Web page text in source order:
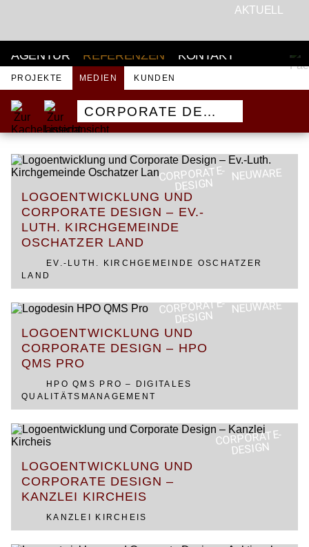
AKTUELL
AGENTUR REFERENZEN KONTAKT
PROJEKTE MEDIEN KUNDEN
CORPORATE DESIGN
CORPORATE-
DESIGN
NEUWARE
LOGOENTWICKLUNG UND
CORPORATE DESIGN – EV.-
LUTH. KIRCHGEMEINDE
OSCHATZER LAND
EV.-LUTH. KIRCHGEMEINDE OSCHATZER
LAND
CORPORATE-
DESIGN
NEUWARE
LOGOENTWICKLUNG UND
CORPORATE DESIGN – HPO
QMS PRO
HPO QMS PRO – DIGITALES
QUALITÄTSMANAGEMENT
CORPORATE-
DESIGN
LOGOENTWICKLUNG UND
CORPORATE DESIGN –
KANZLEI KIRCHEIS
KANZLEI KIRCHEIS